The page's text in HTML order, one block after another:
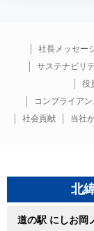
社長メッセー
サステナビリ
役
コンプライア
社会貢献
当社
北
道の駅 にしお岡